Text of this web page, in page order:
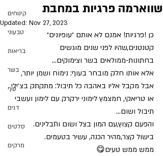
קינוחים
טבעוני
בריאות
בשר
עוף
דגים
סלטים
מרקים
שווארמה פרגיות במחבת
Updated: Nov 27, 2023
כן !פרגיות! אמנם לא אותם ״עופיונים״
קטנטנים,שהיו לפני שנים מוגשים
בחתונות-ממולאים בשר וצימוקים...
אלא אותו חלק מובחר בעוף: נימוח ושמן יותר,
אבל מקבל אליו באהבה כל תיבול: מתקתק בצ׳ילי
או טריאקי, חמצמץ לימוני ירקרק עם לימון ועשבי
תיבול ושום...
והפעם קצוץ,עם המון בצל ושום ותבלינים.
בישול קצר,מהיר הכנה, עשיר בטעמים.
ממש ממש טעים😋